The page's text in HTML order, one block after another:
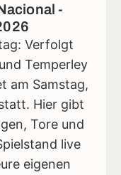
-
Verfolgt
Temperley
am Samstag,
Hier gibt
Tore und
live
eigenen